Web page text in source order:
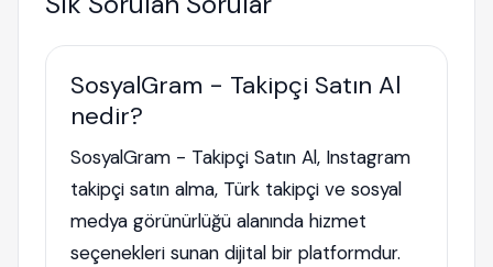
SosyalGram - Takipçi Satın Al
nedir?
SosyalGram - Takipçi Satın Al, Instagram
takipçi satın alma, Türk takipçi ve sosyal
medya görünürlüğü alanında hizmet
seçenekleri sunan dijital bir platformdur.